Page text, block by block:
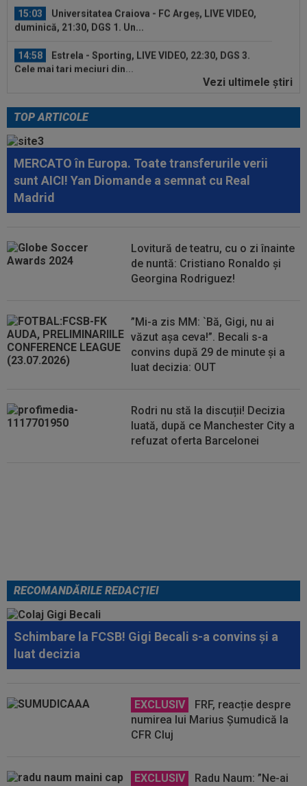
duminică, 21:30, DGS 1. Un...
Cele mai tari meciuri din...
FRF, reacție despre numirea lui
16:12 FOTO
Răzvan Lucescu, gest impresionant în
România: ”Oamenii mari se cunosc și după...
15:33 OFICIAL
87 de milioane de euro! Arsenal a
făcut marele transfer, după ce l-a ratat pe...
15:32
Schimbare la FCSB! Gigi Becali s-a convins și a
15:21
E convins că poate câștiga Balonul de Aur! Rio
Ferdinand a făcut pariul: ”Voi...
Vezi ultimele ştiri
TOP ARTICOLE
MERCATO în Europa. Toate transferurile verii
sunt AICI! Yan Diomande a semnat cu Real
Madrid
Lovitură de teatru, cu o zi înainte
de nuntă: Cristiano Ronaldo și
Georgina Rodriguez!
”Mi-a zis MM: `Bă, Gigi, nu ai
văzut așa ceva!”. Becali s-a
convins după 29 de minute și a
luat decizia: OUT
Rodri nu stă la discuții! Decizia
luată, după ce Manchester City a
refuzat oferta Barcelonei
RECOMANDĂRILE REDACȚIEI
Schimbare la FCSB! Gigi Becali s-a convins și a
luat decizia
EXCLUSIV
FRF, reacție despre
numirea lui Marius Șumudică la
CFR Cluj
EXCLUSIV
Radu Naum: ”Ne-ai